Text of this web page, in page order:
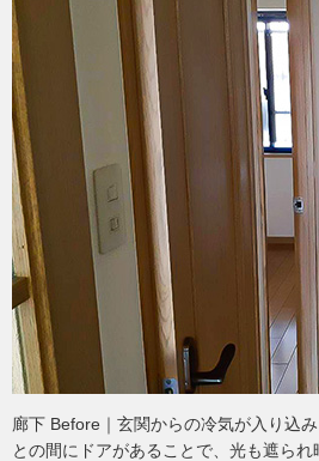
廊下 Before｜玄関からの冷気が入り込
との間にドアがあることで、光も遮ら